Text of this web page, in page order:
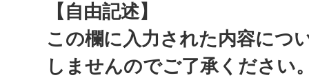
【自由記述】
この欄に入力された内容につ
しませんのでご了承ください